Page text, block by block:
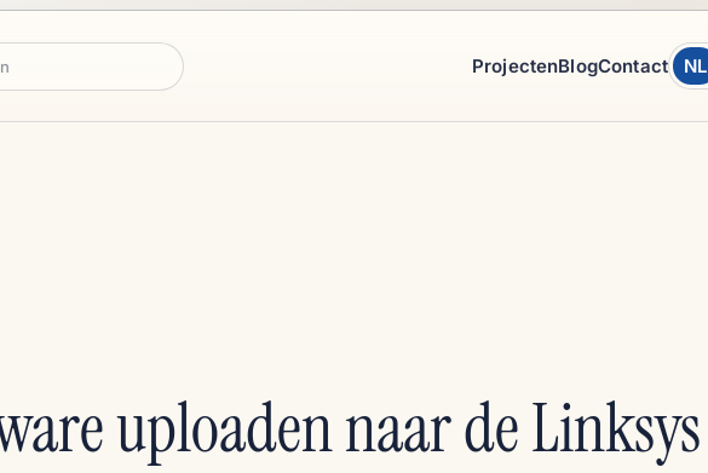
ProjectenBlogContact NL
uploaden naar de Linksys